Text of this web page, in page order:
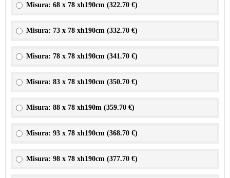
Misura: 68 x 78 xh190cm (322.70 €)
Misura: 73 x 78 xh190cm (332.70 €)
Misura: 78 x 78 xh190cm (341.70 €)
Misura: 83 x 78 xh190cm (350.70 €)
Misura: 88 x 78 xh190m (359.70 €)
Misura: 93 x 78 xh190cm (368.70 €)
Misura: 98 x 78 xh190cm (377.70 €)